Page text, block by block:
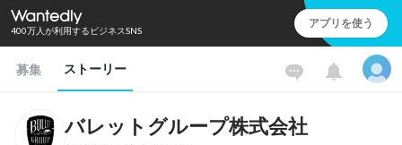
400万人が利用するビジネスSNS アプリを使う
募集 ストーリー
バレットグループ株式会社